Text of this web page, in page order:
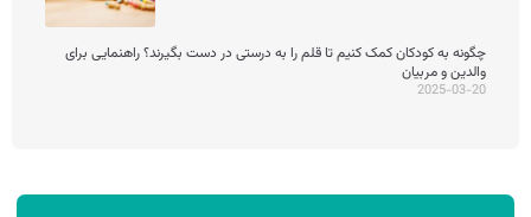
چگونه به کودکان کمک کنیم تا قلم را به درستی در دست بگیرند؟ راهنمایی برای
والدین و مربیان
2025-03-20